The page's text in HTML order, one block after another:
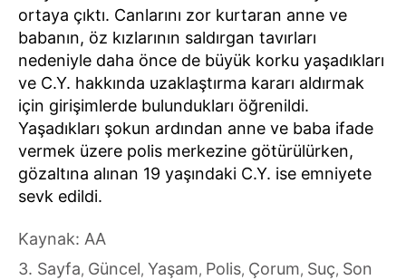
ortaya çıktı. Canlarını zor kurtaran anne ve
babanın, öz kızlarının saldırgan tavırları
nedeniyle daha önce de büyük korku yaşadıkları
ve C.Y. hakkında uzaklaştırma kararı aldırmak
için girişimlerde bulundukları öğrenildi.
Yaşadıkları şokun ardından anne ve baba ifade
vermek üzere polis merkezine götürülürken,
gözaltına alınan 19 yaşındaki C.Y. ise emniyete
sevk edildi.
Kaynak: AA
3. Sayfa, Güncel, Yaşam, Polis, Çorum, Suç, Son